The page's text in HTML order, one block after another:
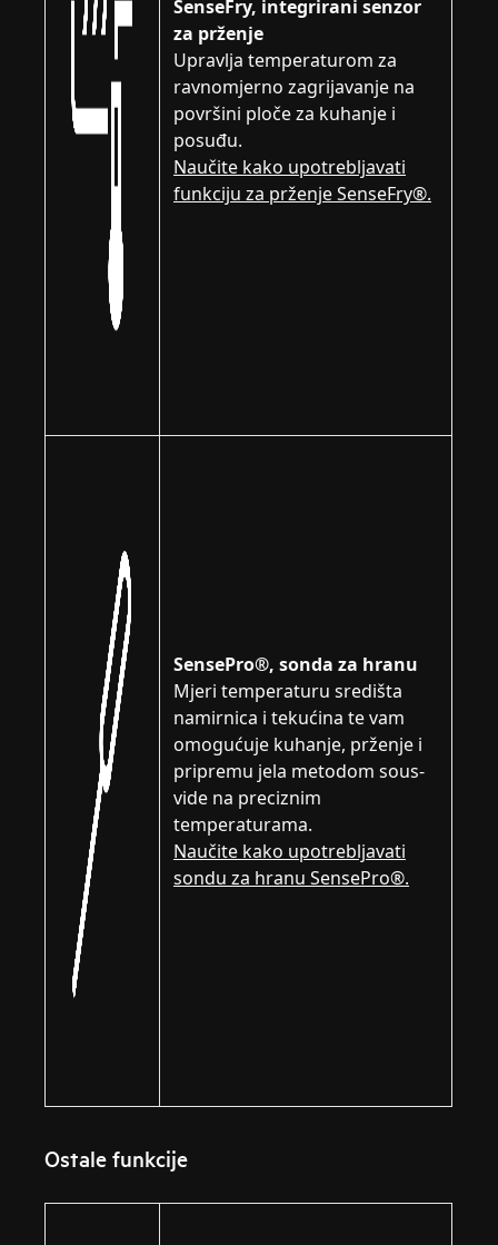
SenseFry, integrirani senzor
za prženje
Upravlja temperaturom za
ravnomjerno zagrijavanje na
površini ploče za kuhanje i
posuđu.
Naučite kako upotrebljavati
funkciju za prženje SenseFry®.
SensePro®, sonda za hranu
Mjeri temperaturu središta
namirnica i tekućina te vam
omogućuje kuhanje, prženje i
pripremu jela metodom sous-
vide na preciznim
temperaturama.
Naučite kako upotrebljavati
sondu za hranu SensePro®.
Ostale funkcije